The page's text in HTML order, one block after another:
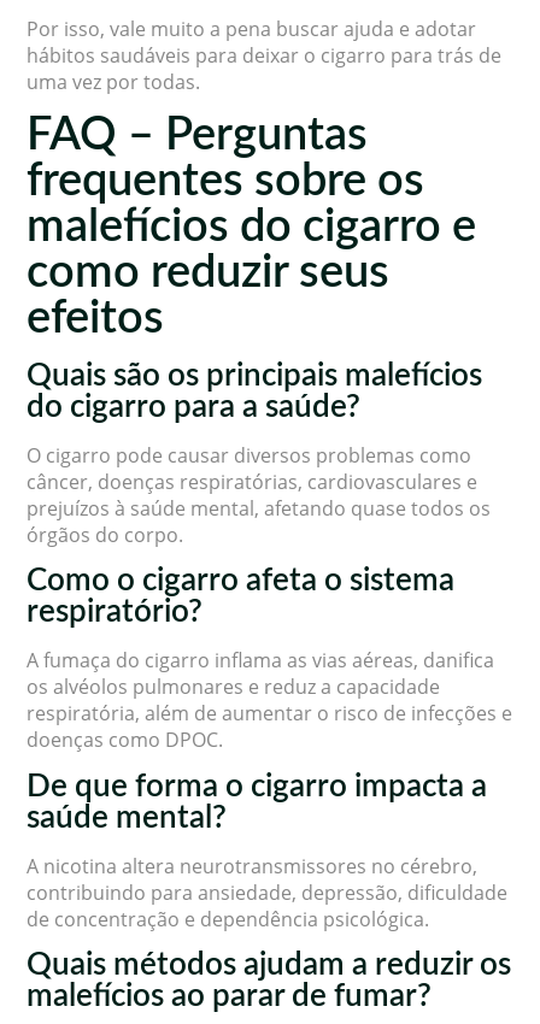
Por isso, vale muito a pena buscar ajuda e adotar
hábitos saudáveis para deixar o cigarro para trás de
uma vez por todas.
FAQ – Perguntas
frequentes sobre os
malefícios do cigarro e
como reduzir seus
efeitos
Quais são os principais malefícios
do cigarro para a saúde?
O cigarro pode causar diversos problemas como
câncer, doenças respiratórias, cardiovasculares e
prejuízos à saúde mental, afetando quase todos os
órgãos do corpo.
Como o cigarro afeta o sistema
respiratório?
A fumaça do cigarro inflama as vias aéreas, danifica
os alvéolos pulmonares e reduz a capacidade
respiratória, além de aumentar o risco de infecções e
doenças como DPOC.
De que forma o cigarro impacta a
saúde mental?
A nicotina altera neurotransmissores no cérebro,
contribuindo para ansiedade, depressão, dificuldade
de concentração e dependência psicológica.
Quais métodos ajudam a reduzir os
malefícios ao parar de fumar?